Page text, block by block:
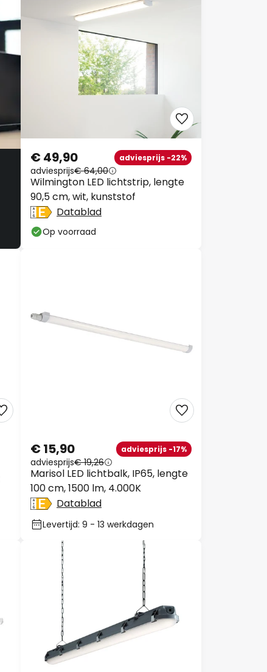
Wilmington LED lichtstrip, lengte
90,5 cm, wit, kunststof
€ 49,90 adviesprijs -22%
adviesprijs€ 64,00
Datablad
Op voorraad
Marisol LED lichtbalk, IP65, lengte
100 cm, 1500 lm, 4.000K
€ 15,90 adviesprijs -17%
adviesprijs€ 19,26
Datablad
Levertijd: 9 - 13 werkdagen